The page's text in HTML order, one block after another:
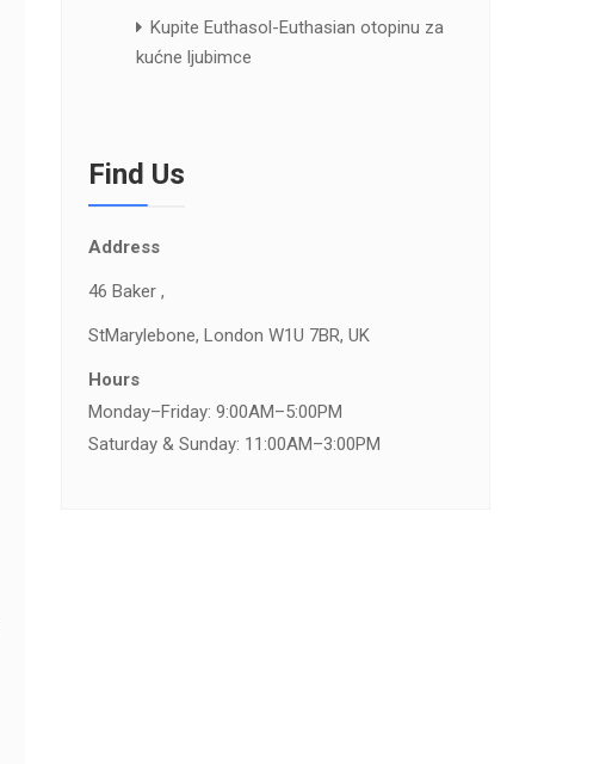
Kupite Euthasol-Euthasian otopinu za
kućne ljubimce
Find Us
Address
46 Baker ,
StMarylebone, London W1U 7BR, UK
Hours
Monday–Friday: 9:00AM–5:00PM
Saturday & Sunday: 11:00AM–3:00PM